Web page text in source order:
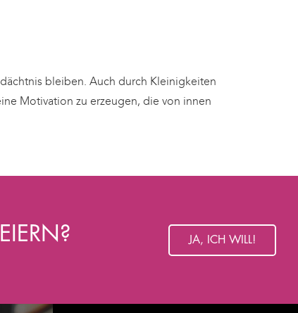
bleiben. Auch durch Kleinigkeiten
Motivation zu erzeugen, die von innen
JA, ICH WILL!